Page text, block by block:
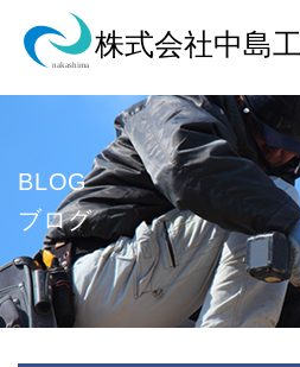
BLOG
ブログ